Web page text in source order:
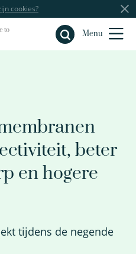
cookies?
to
Menu
Sluiten
beter
en hogere
tijdens de negende